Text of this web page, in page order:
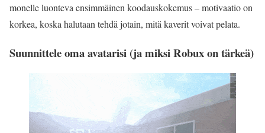
monelle luonteva ensimmäinen koodauskokemus – motivaatio on
korkea, koska halutaan tehdä jotain, mitä kaverit voivat pelata.
Suunnittele oma avatarisi (ja miksi Robux on tärkeä)